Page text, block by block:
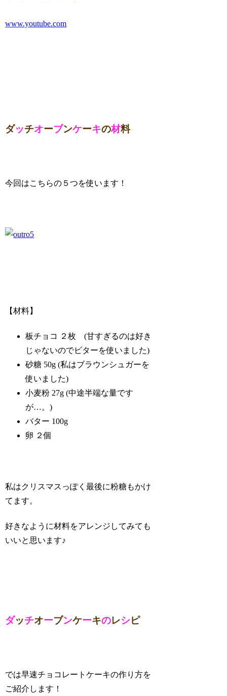
www.youtube.com
ダッチオーブンケーキの材料
今回はこちらの５つを使います！
【材料】
板チョコ ２枚 (甘すぎるのは好き
じゃないのでビターを使いました)
砂糖 50g (私はブラウンシュガーを
使いました)
小麦粉 27g (中途半端な量です
が…。)
バター 100g
卵 ２個
私はクリスマスっぽく最後に粉糖もかけ
てます。
好きなように材料をアレンジしてみても
いいと思います♪
ダッチオーブンケーキのレシピ
では早速チョコレートケーキの作り方を
ご紹介します！